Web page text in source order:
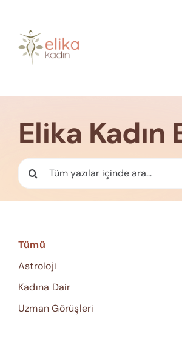
content
Elika Kadın
Ara:
Tümü
Astroloji
Kadına Dair
Uzman Görüşleri